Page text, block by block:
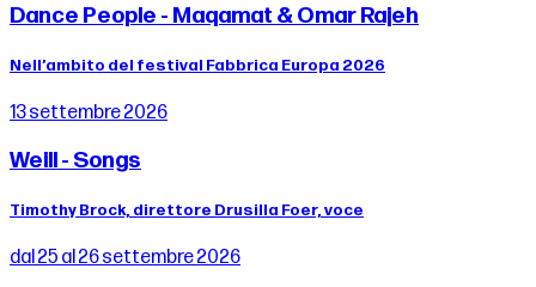
Dance People - Maqamat & Omar Rajeh
Nell’ambito del festival Fabbrica Europa 2026
13 settembre 2026
Weill - Songs
Timothy Brock, direttore Drusilla Foer, voce
dal 25 al 26 settembre 2026